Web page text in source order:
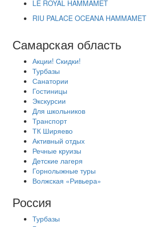
LE ROYAL HAMMAMET
RIU PALACE OCEANA HAMMAMET
Самарская область
Акции! Скидки!
Турбазы
Санатории
Гостиницы
Экскурсии
Для школьников
Транспорт
ТК Ширяево
Активный отдых
Речные круизы
Детские лагеря
Горнолыжные туры
Волжская «Ривьера»
Россия
Турбазы